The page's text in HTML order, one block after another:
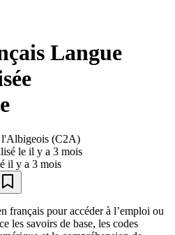
Langue
l'Albigeois (C2A)
le il y a 3 mois
il y a 3 mois
français pour accéder à l’emploi ou
les savoirs de base, les codes